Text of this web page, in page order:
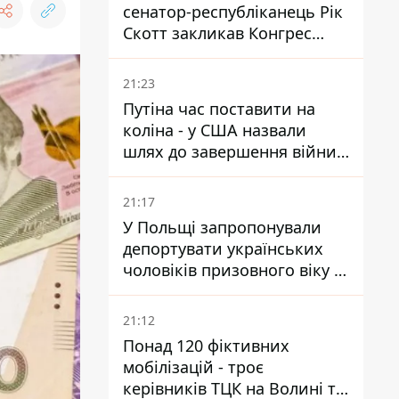
сенатор-республіканець Рік
Скотт закликав Конгрес
притягнути РФ до
відповідальності за війну в
Україні
21:23
Путіна час поставити на
коліна - у США назвали
шлях до завершення війни -
National Security Journal
21:17
У Польщі запропонували
депортувати українських
чоловіків призовного віку -
кого це може торкнутися
21:12
Понад 120 фіктивних
мобілізацій - троє
керівників ТЦК на Волині та